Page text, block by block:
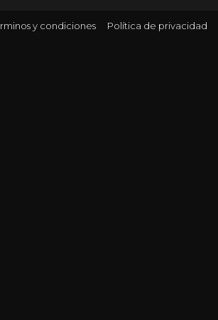
y condiciones Política de privacidad